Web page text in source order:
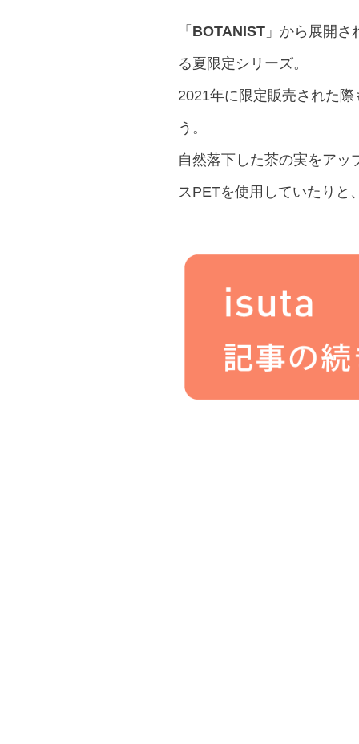
「 BOTANIST 」から展開さ
る夏限定シリーズ。
2021年に限定販売された
う。
自然落下した茶の実をアッ
スPETを使用していたりと